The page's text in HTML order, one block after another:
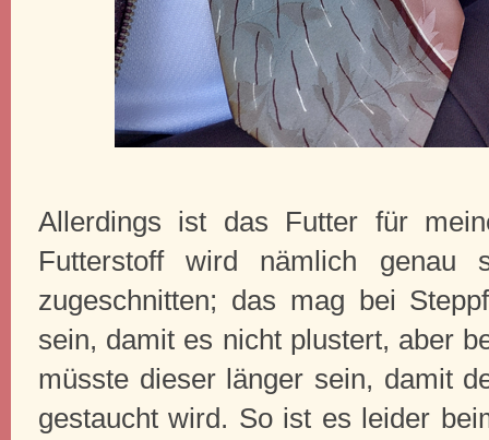
Allerdings ist das Futter für
Futterstoff wird nämlich
zugeschnitten; das mag bei
sein, damit es nicht plustert, aber
müsste dieser länger sein, damit
gestaucht wird. So ist es leider